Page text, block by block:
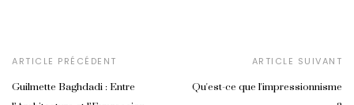
ARTICLE PRÉCÉDENT
Guilmette Baghdadi : Entre
ARTICLE SUIVANT
Qu'est-ce que l'impressionnisme